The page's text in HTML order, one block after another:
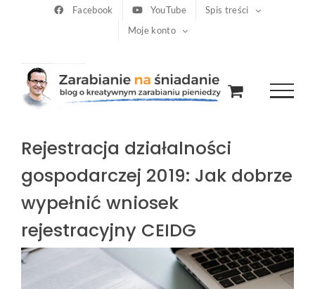
Facebook YouTube
Spis treści
Moje konto
Rejestracja działalności
gospodarczej 2019: Jak dobrze
wypełnić wniosek
rejestracyjny CEIDG
Pokaż